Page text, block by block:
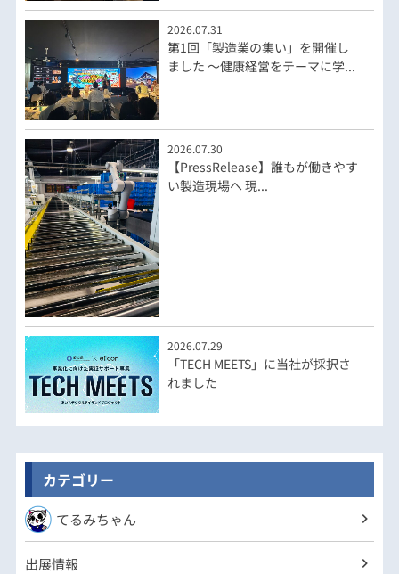
2026.07.31
第1回「製造業の集い」を開催し
ました ～健康経営をテーマに学...
2026.07.30
【PressRelease】誰もが働きやす
い製造現場へ 現...
2026.07.29
「TECH MEETS」に当社が採択さ
れました
カテゴリー
てるみちゃん
出展情報